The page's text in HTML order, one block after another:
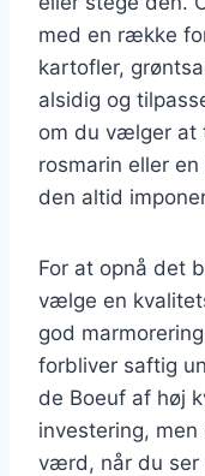
med en række
kartofler,
alsidig og
om du vælger at
rosmarin eller
den altid
For at opnå det
vælge en
god
forbliver saftig
de Boeuf af høj
investering,
værd, når du